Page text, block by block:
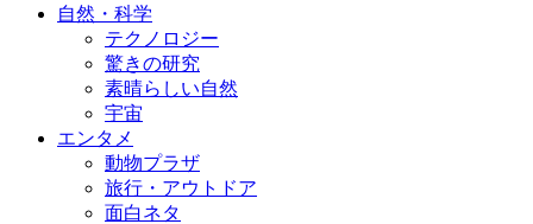
自然・科学
テクノロジー
驚きの研究
素晴らしい自然
宇宙
エンタメ
動物プラザ
旅行・アウトドア
面白ネタ